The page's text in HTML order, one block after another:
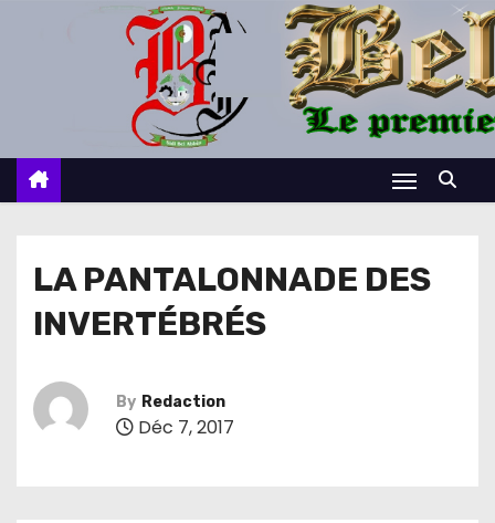
c
LA PANTALONNADE DES
INVERTÉBRÉS
By Redaction
Déc 7, 2017